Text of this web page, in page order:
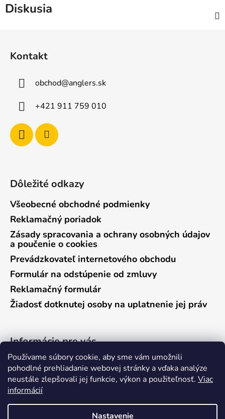
Používame súbory cookie, aby sme vám umožnili
pohodlné prehliadanie webovej stránky a vďaka analýze
neustále zlepšovali jej funkcie, výkon a použiteľnosť. Viac
informácií
Nastavenie
Diskusia
Kontakt
obchod@anglers.sk
+421 911 759 010
Dôležité odkazy
Všeobecné obchodné podmienky
Reklamačný poriadok
Zásady spracovania a ochrany osobných údajov
a poučenie o cookies
Prevádzkovateľ internetového obchodu
Formulár na odstúpenie od zmluvy
Reklamačný formulár
Žiadosť dotknutej osoby na uplatnenie jej práv
Informácie pre vás
Predajňa Vráble
Predajňa Pieštany
Ako nakupovať